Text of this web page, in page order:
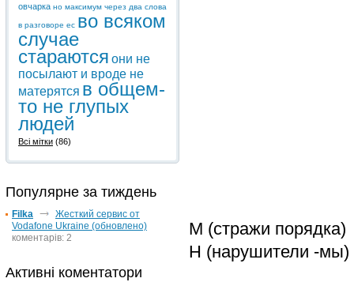
М (стражи порядка)
Н (нарушители -мы)
овчарка но максимум через два слова
в разговоре ес во всяком
случае
стараются они не
посылают и вроде не
матерятся в общем-
то не глупых
людей
Всі мітки (86)
Популярне за тиждень
Filka
Жесткий сервис от
Vodafone Ukraine (обновлено)
коментарів: 2
Активні коментатори